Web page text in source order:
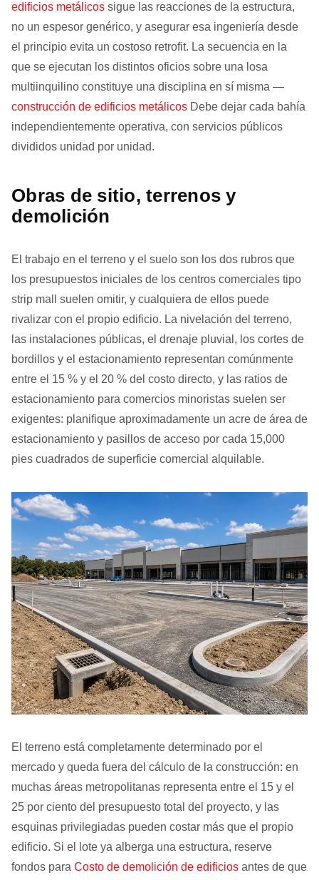
edificios metálicos sigue las reacciones de la estructura,
no un espesor genérico, y asegurar esa ingeniería desde
el principio evita un costoso retrofit. La secuencia en la
que se ejecutan los distintos oficios sobre una losa
multiinquilino constituye una disciplina en sí misma —
construcción de edificios metálicos Debe dejar cada bahía
independientemente operativa, con servicios públicos
divididos unidad por unidad.
Obras de sitio, terrenos y
demolición
El trabajo en el terreno y el suelo son los dos rubros que
los presupuestos iniciales de los centros comerciales tipo
strip mall suelen omitir, y cualquiera de ellos puede
rivalizar con el propio edificio. La nivelación del terreno,
las instalaciones públicas, el drenaje pluvial, los cortes de
bordillos y el estacionamiento representan comúnmente
entre el 15 % y el 20 % del costo directo, y las ratios de
estacionamiento para comercios minoristas suelen ser
exigentes: planifique aproximadamente un acre de área de
estacionamiento y pasillos de acceso por cada 15,000
pies cuadrados de superficie comercial alquilable.
El terreno está completamente determinado por el
mercado y queda fuera del cálculo de la construcción: en
muchas áreas metropolitanas representa entre el 15 y el
25 por ciento del presupuesto total del proyecto, y las
esquinas privilegiadas pueden costar más que el propio
edificio. Si el lote ya alberga una estructura, reserve
fondos para Costo de demolición de edificios antes de que